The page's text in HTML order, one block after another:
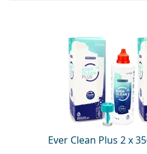
Ever Clean Plus 2 x